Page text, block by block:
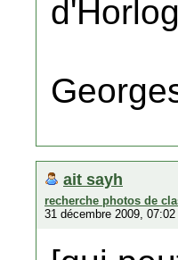
ait sayh
recherche photos de
31 décembre 2009, 07:02